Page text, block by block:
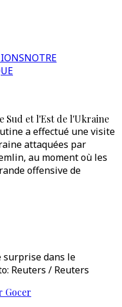
NOTRE
Sud et l'Est de l'Ukraine
a effectué une visite
attaquées par
au moment où les
offensive de
surprise dans le
Reuters / Reuters
Gocer